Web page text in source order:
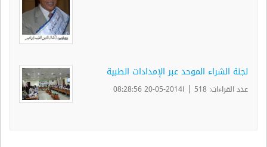
لجنة الشراء الموحد عبر الإمدادات الطبية
عدد القراءات: 518 | ا2014-05-20 08:28:56